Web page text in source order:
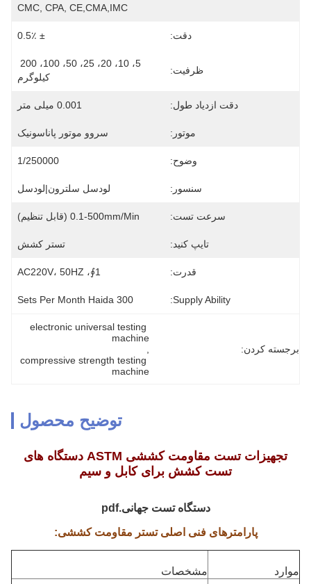
CMC, CPA, CE,CMA,IMC
دقت: ± 0.5٪
ظرفیت:
کیلوگرم
دقت ازدیاد طول: 0.001 میلی متر
موتور: سروو موتور پاناسونیک
وضوح: 1/250000
سنسور: لودسل سلترون|لودسل
سرعت تست: 0.1-500mm/min (قابل تنظیم)
تایپ کنید: تستر کشش
قدرت: 1∮، AC220V، 50HZ
Supply Ability:
300 Sets Per Month Haida
برجسته کردن:
electronic universal testing
machine
compressive strength testing
machine
توضیح محصول
تجهیزات تست مقاومت کششی ASTM دستگاه های
تست کشش برای کابل و سیم
دستگاه تست جهانی.pdf
پارامترهای فنی اصلی تستر مقاومت کششی:
موارد مشخصات